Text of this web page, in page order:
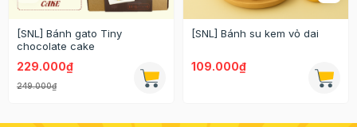
[SNL] Bánh gato Tiny
chocolate cake
229.000₫
249.000₫
[SNL] Bánh su kem vỏ dai
109.000₫